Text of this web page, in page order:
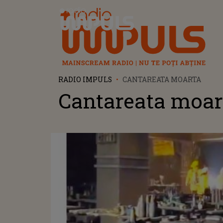
Radio Impuls
RADIO IMPULS CANTAREATA MOARTA
Cantareata